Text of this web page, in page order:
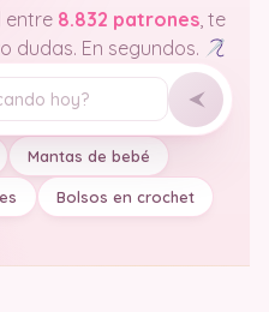
entre 8.832 patrones, te
dudas. En segundos.
Mantas de bebé
Bolsos en crochet